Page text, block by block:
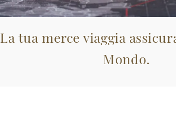
La tua merce viaggia
Mondo.